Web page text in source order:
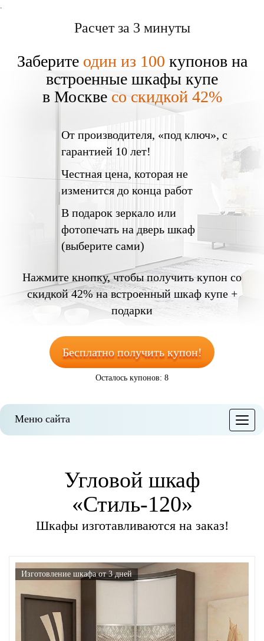
.
Расчет за 3 минуты
Заберите один из 100 купонов на
встроенные шкафы купе
в Москве со скидкой 42%
От производителя, «под ключ», с
гарантией 10 лет!
Честная цена, которая не
изменится до конца работ
В подарок зеркало или
фотопечать на дверь шкаф
(выберите сами)
Нажмите кнопку, чтобы получитькупон со
скидкой 42%на встроенный шкаф купе +
подарки
Бесплатно получить купон!
Осталось купонов: 8
Меню
Меню сайта
Угловой шкаф
«Стиль-120»
Шкафы изготавливаются на заказ!
Изготовление шкафа от 3 дней